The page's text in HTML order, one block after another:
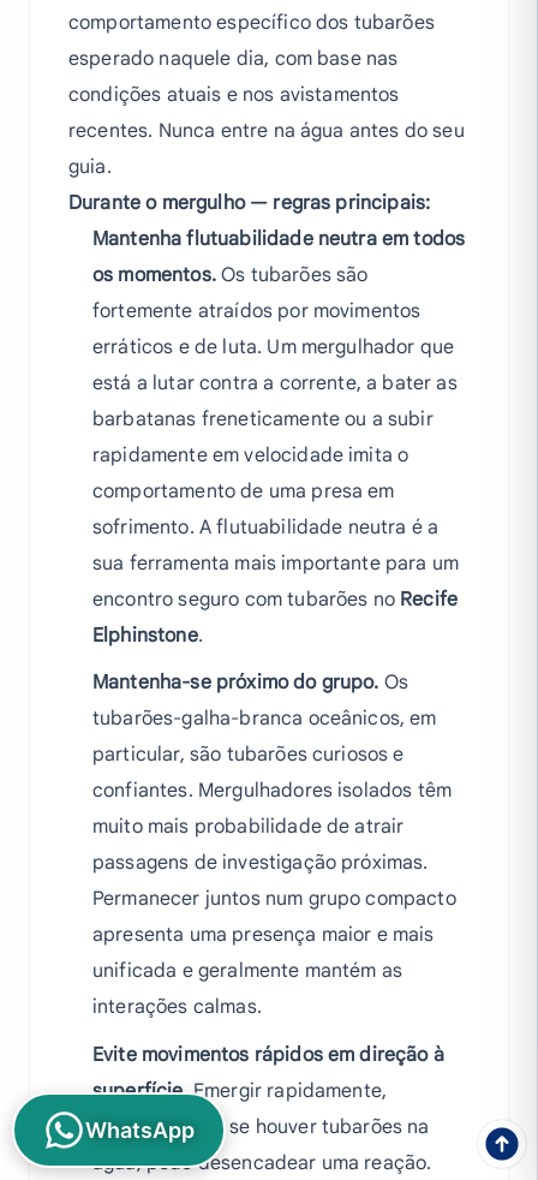
comportamento específico dos tubarões
esperado naquele dia, com base nas
condições atuais e nos avistamentos
recentes. Nunca entre na água antes do seu
guia.
Durante o mergulho — regras principais:
Mantenha flutuabilidade neutra em todos
os momentos.Os tubarões são
fortemente atraídos por movimentos
erráticos e de luta. Um mergulhador que
está a lutar contra a corrente, a bater as
barbatanas freneticamente ou a subir
rapidamente em velocidade imita o
comportamento de uma presa em
sofrimento. A flutuabilidade neutra é a
sua ferramenta mais importante para um
encontro seguro com tubarões no Recife
Elphinstone.
Mantenha-se próximo do grupo. Os
tubarões-galha-branca oceânicos, em
particular, são tubarões curiosos e
confiantes. Mergulhadores isolados têm
muito mais probabilidade de atrair
passagens de investigação próximas.
Permanecer juntos num grupo compacto
apresenta uma presença maior e mais
unificada e geralmente mantém as
interações calmas.
Evite movimentos rápidos em direção à
superfície.Emergir rapidamente,
especialmente se houver tubarões na
água, pode desencadear uma reação.
WhatsApp